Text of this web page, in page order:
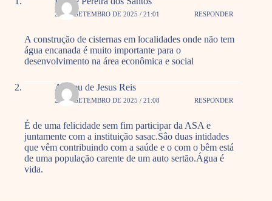
25 DE SETEMBRO DE 2025 / 21:01 RESPONDER
A construção de cisternas em localidades onde não tem
água encanada é muito importante para o
desenvolvimento na área econômica e social
Aristeu de Jesus Reis
25 DE SETEMBRO DE 2025 / 21:08 RESPONDER
É de uma felicidade sem fim participar da ASA e
juntamente com a instituição sasac.Sâo duas intidades
que vêm contribuindo com a saúde e o com o bêm está
de uma população carente de um auto sertão.Água é
vida.